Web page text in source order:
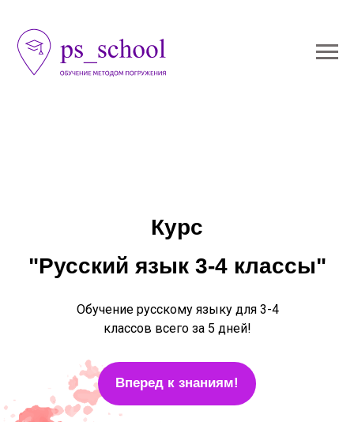
Курс
"Русский язык 3-4 классы"
Обучение русскому языку для 3-4
классов всего за 5 дней!
Вперед к знаниям!